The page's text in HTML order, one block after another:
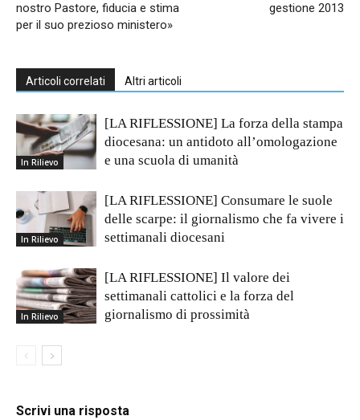
nostro Pastore, fiducia e stima
per il suo prezioso ministero»
gestione 2013
Articoli correlati Altri articoli
In Rilievo
[LA RIFLESSIONE] La forza della stampa
diocesana: un antidoto all’omologazione
e una scuola di umanità
In Rilievo
[LA RIFLESSIONE] Consumare le suole
delle scarpe: il giornalismo che fa vivere i
settimanali diocesani
In Rilievo
[LA RIFLESSIONE] Il valore dei
settimanali cattolici e la forza del
giornalismo di prossimità
Scrivi una risposta